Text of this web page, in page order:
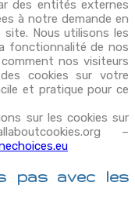
des entités externes
à notre demande en
site. Nous utilisons les
fonctionnalité de nos
nos visiteurs
cookies sur votre
et pratique pour ce
sur les cookies sur
–
pas avec les